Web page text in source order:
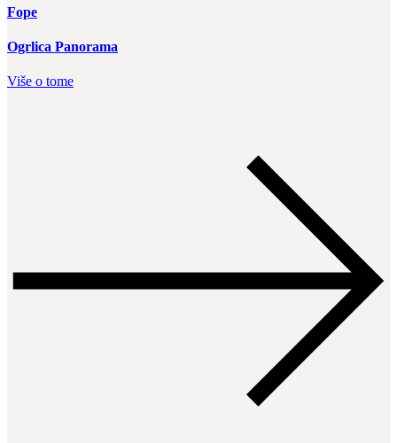
Fope
Ogrlica Panorama
Više o tome